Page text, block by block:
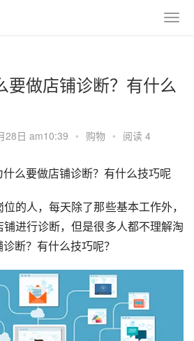
要做店铺诊断？有什么
28日 am10:39 • 购物 • 阅读 4
么要做店铺诊断？有什么技巧呢
的人，每天除了那些基本工作外，
进行诊断，但是很多人都不理解淘
断？有什么技巧呢？